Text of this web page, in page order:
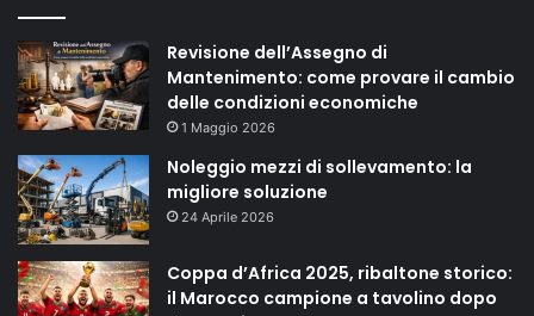
Revisione dell’Assegno di
Mantenimento: come provare il cambio
delle condizioni economiche
1 Maggio 2026
Noleggio mezzi di sollevamento: la
migliore soluzione
24 Aprile 2026
Coppa d’Africa 2025, ribaltone storico:
il Marocco campione a tavolino dopo